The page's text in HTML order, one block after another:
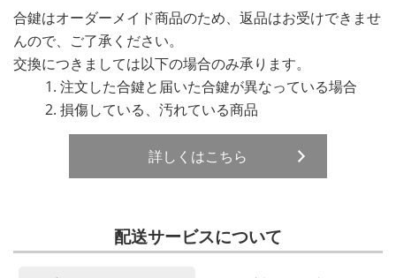
合鍵はオーダーメイド商品のため、返品はお受けできませ
んので、ご了承ください。
交換につきましては以下の場合のみ承ります。
注文した合鍵と届いた合鍵が異なっている場合
損傷している、汚れている商品
詳しくはこちら
配送サービスについて